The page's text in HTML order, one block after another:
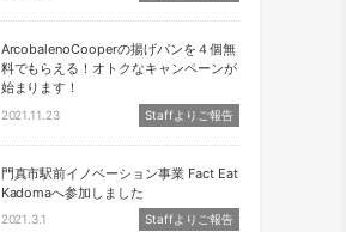
ArcobalenoCooperの揚げパンを４個無
料でもらえる！オトクなキャンペーンが
始まります！
2021.11.23 Staffよりご報告
門真市駅前イノベーション事業 Fact Eat
Kadomaへ参加しました
2021.3.1 Staffよりご報告